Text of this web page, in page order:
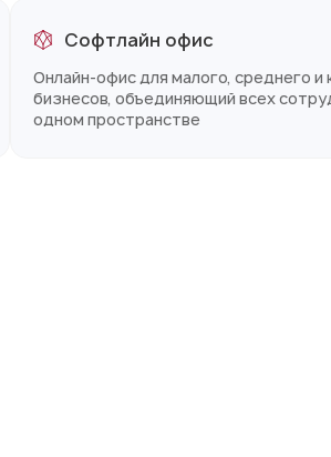
Софтлайн офис
Онлайн-офис для малого, среднего и
бизнесов, объединяющий всех
одном пространстве